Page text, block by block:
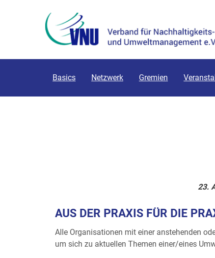
Basics Netzwerk Gremien
23.
AUS DER PRAXIS FÜR DIE
Alle Organisationen mit einer anstehenden
um sich zu aktuellen Themen einer/eines